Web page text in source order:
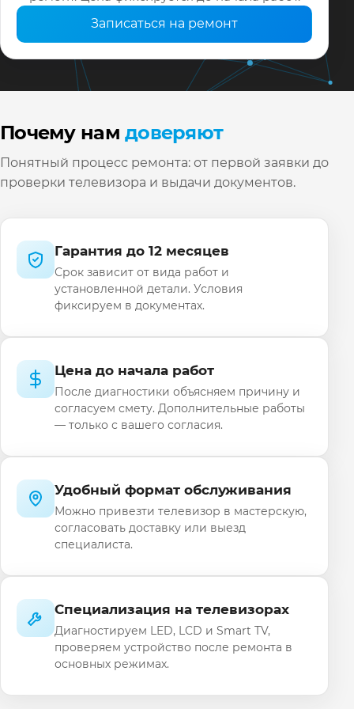
Записаться на ремонт
Почему намдоверяют
Понятный процесс ремонта: от первой заявки до
проверки телевизора и выдачи документов.
Гарантия до 12 месяцев
Срок зависит от вида работ и
установленной детали. Условия
фиксируем в документах.
Цена до начала работ
После диагностики объясняем причину и
согласуем смету. Дополнительные работы
— только с вашего согласия.
Удобный формат обслуживания
Можно привезти телевизор в мастерскую,
согласовать доставку или выезд
специалиста.
Специализация на телевизорах
Диагностируем LED, LCD и Smart TV,
проверяем устройство после ремонта в
основных режимах.